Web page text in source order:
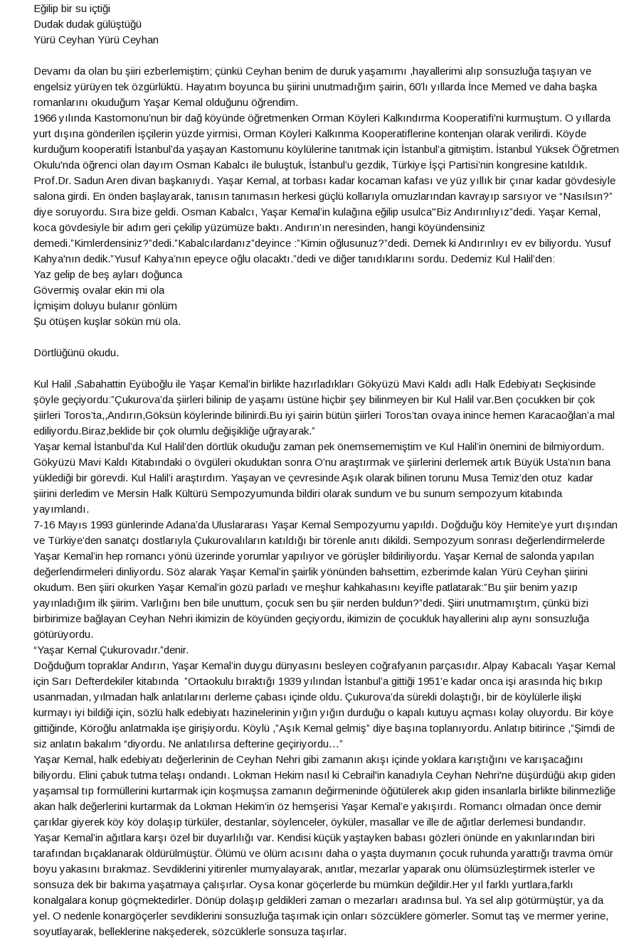
Eğilip bir su içtiği
Dudak dudak gülüştüğü
Yürü Ceyhan Yürü Ceyhan
Devamı da olan bu şiiri ezberlemiştim; çünkü Ceyhan benim de duruk yaşamımı ,hayallerimi alıp sonsuzluğa taşıyan ve
engelsiz yürüyen tek özgürlüktü. Hayatım boyunca bu şiirini unutmadığım şairin, 60’lı yıllarda İnce Memed ve daha başka
romanlarını okuduğum Yaşar Kemal olduğunu öğrendim.
1966 yılında Kastomonu’nun bir dağ köyünde öğretmenken Orman Köyleri Kalkındırma Kooperatifi'ni kurmuştum. O yıllarda
yurt dışına gönderilen işçilerin yüzde yirmisi, Orman Köyleri Kalkınma Kooperatiflerine kontenjan olarak verilirdi. Köyde
kurduğum kooperatifi İstanbul’da yaşayan Kastomunu köylülerine tanıtmak için İstanbul’a gitmiştim. İstanbul Yüksek Öğretmen
Okulu'nda öğrenci olan dayım Osman Kabalcı ile buluştuk, İstanbul’u gezdik, Türkiye İşçi Partisi’nin kongresine katıldık.
Prof.Dr. Sadun Aren divan başkanıydı. Yaşar Kemal, at torbası kadar kocaman kafası ve yüz yıllık bir çınar kadar gövdesiyle
salona girdi. En önden başlayarak, tanısın tanımasın herkesi güçlü kollarıyla omuzlarından kavrayıp sarsıyor ve “Nasılsın?”
diye soruyordu. Sıra bize geldi. Osman Kabalcı, Yaşar Kemal’in kulağına eğilip usulca"Biz Andırınlıyız”dedi. Yaşar Kemal,
koca gövdesiyle bir adım geri çekilip yüzümüze baktı. Andırın’ın neresinden, hangi köyündensiniz
demedi.”Kimlerdensiniz?”dedi.”Kabalcılardanız”deyince :”Kimin oğlusunuz?”dedi. Demek ki Andırınlıyı ev ev biliyordu. Yusuf
Kahya'nın dedik.”Yusuf Kahya’nın epeyce oğlu olacaktı.”dedi ve diğer tanıdıklarını sordu. Dedemiz Kul Halil’den:
Yaz gelip de beş ayları doğunca
Gövermiş ovalar ekin mi ola
İçmişim doluyu bulanır gönlüm
Şu ötüşen kuşlar sökün mü ola.
Dörtlüğünü okudu.
Kul Halil ,Sabahattin Eyüboğlu ile Yaşar Kemal’in birlikte hazırladıkları Gökyüzü Mavi Kaldı adlı Halk Edebiyatı Seçkisinde
şöyle geçiyordu:”Çukurova’da şiirleri bilinip de yaşamı üstüne hiçbir şey bilinmeyen bir Kul Halil var.Ben çocukken bir çok
şiirleri Toros’ta,,Andırın,Göksün köylerinde bilinirdi.Bu iyi şairin bütün şiirleri Toros’tan ovaya inince hemen Karacaoğlan’a mal
ediliyordu.Biraz,beklide bir çok olumlu değişikliğe uğrayarak.”
Yaşar kemal İstanbul’da Kul Halil’den dörtlük okuduğu zaman pek önemsememiştim ve Kul Halil’in önemini de bilmiyordum.
Gökyüzü Mavi Kaldı Kitabındaki o övgüleri okuduktan sonra O’nu araştırmak ve şiirlerini derlemek artık Büyük Usta’nın bana
yüklediği bir görevdi. Kul Halil’i araştırdım. Yaşayan ve çevresinde Aşık olarak bilinen torunu Musa Temiz’den otuz kadar
şiirini derledim ve Mersin Halk Kültürü Sempozyumunda bildiri olarak sundum ve bu sunum sempozyum kitabında
yayımlandı.
7-16 Mayıs 1993 günlerinde Adana’da Uluslararası Yaşar Kemal Sempozyumu yapıldı. Doğduğu köy Hemite’ye yurt dışından
ve Türkiye’den sanatçı dostlarıyla Çukurovalıların katıldığı bir törenle anıtı dikildi. Sempozyum sonrası değerlendirmelerde
Yaşar Kemal’in hep romancı yönü üzerinde yorumlar yapılıyor ve görüşler bildiriliyordu. Yaşar Kemal de salonda yapılan
değerlendirmeleri dinliyordu. Söz alarak Yaşar Kemal’in şairlik yönünden bahsettim, ezberimde kalan Yürü Ceyhan şiirini
okudum. Ben şiiri okurken Yaşar Kemal’in gözü parladı ve meşhur kahkahasını keyifle patlatarak:”Bu şiir benim yazıp
yayınladığım ilk şiirim. Varlığını ben bile unuttum, çocuk sen bu şiir nerden buldun?”dedi. Şiiri unutmamıştım, çünkü bizi
birbirimize bağlayan Ceyhan Nehri ikimizin de köyünden geçiyordu, ikimizin de çocukluk hayallerini alıp aynı sonsuzluğa
götürüyordu.
“Yaşar Kemal Çukurovadır.”denir.
Doğduğum topraklar Andırın, Yaşar Kemal’in duygu dünyasını besleyen coğrafyanın parçasıdır. Alpay Kabacalı Yaşar Kemal
için Sarı Defterdekiler kitabında ”Ortaokulu bıraktığı 1939 yılından İstanbul’a gittiği 1951’e kadar onca işi arasında hiç bıkıp
usanmadan, yılmadan halk anlatılarını derleme çabası içinde oldu. Çukurova’da sürekli dolaştığı, bir de köylülerle ilişki
kurmayı iyi bildiği için, sözlü halk edebiyatı hazinelerinin yığın yığın durduğu o kapalı kutuyu açması kolay oluyordu. Bir köye
gittiğinde, Köroğlu anlatmakla işe girişiyordu. Köylü ,”Aşık Kemal gelmiş” diye başına toplanıyordu. Anlatıp bitirince ,”Şimdi de
siz anlatın bakalım “diyordu. Ne anlatılırsa defterine geçiriyordu…”
Yaşar Kemal, halk edebiyatı değerlerinin de Ceyhan Nehri gibi zamanın akışı içinde yoklara karıştığını ve karışacağını
biliyordu. Elini çabuk tutma telaşı ondandı. Lokman Hekim nasıl ki Cebrail'in kanadıyla Ceyhan Nehri'ne düşürdüğü akıp giden
yaşamsal tıp formüllerini kurtarmak için koşmuşsa zamanın değirmeninde öğütülerek akıp giden insanlarla birlikte bilinmezliğe
akan halk değerlerini kurtarmak da Lokman Hekim’in öz hemşerisi Yaşar Kemal’e yakışırdı. Romancı olmadan önce demir
çarıklar giyerek köy köy dolaşıp türküler, destanlar, söylenceler, öyküler, masallar ve ille de ağıtlar derlemesi bundandır.
Yaşar Kemal’in ağıtlara karşı özel bir duyarlılığı var. Kendisi küçük yaştayken babası gözleri önünde en yakınlarından biri
tarafından bıçaklanarak öldürülmüştür. Ölümü ve ölüm acısını daha o yaşta duymanın çocuk ruhunda yarattığı travma ömür
boyu yakasını bırakmaz. Sevdiklerini yitirenler mumyalayarak, anıtlar, mezarlar yaparak onu ölümsüzleştirmek isterler ve
sonsuza dek bir bakıma yaşatmaya çalışırlar. Oysa konar göçerlerde bu mümkün değildir.Her yıl farklı yurtlara,farklı
konalgalara konup göçmektedirler. Dönüp dolaşıp geldikleri zaman o mezarları aradınsa bul. Ya sel alıp götürmüştür, ya da
yel. O nedenle konargöçerler sevdiklerini sonsuzluğa taşımak için onları sözcüklere gömerler. Somut taş ve mermer yerine,
soyutlayarak, belleklerine nakşederek, sözcüklerle sonsuza taşırlar.